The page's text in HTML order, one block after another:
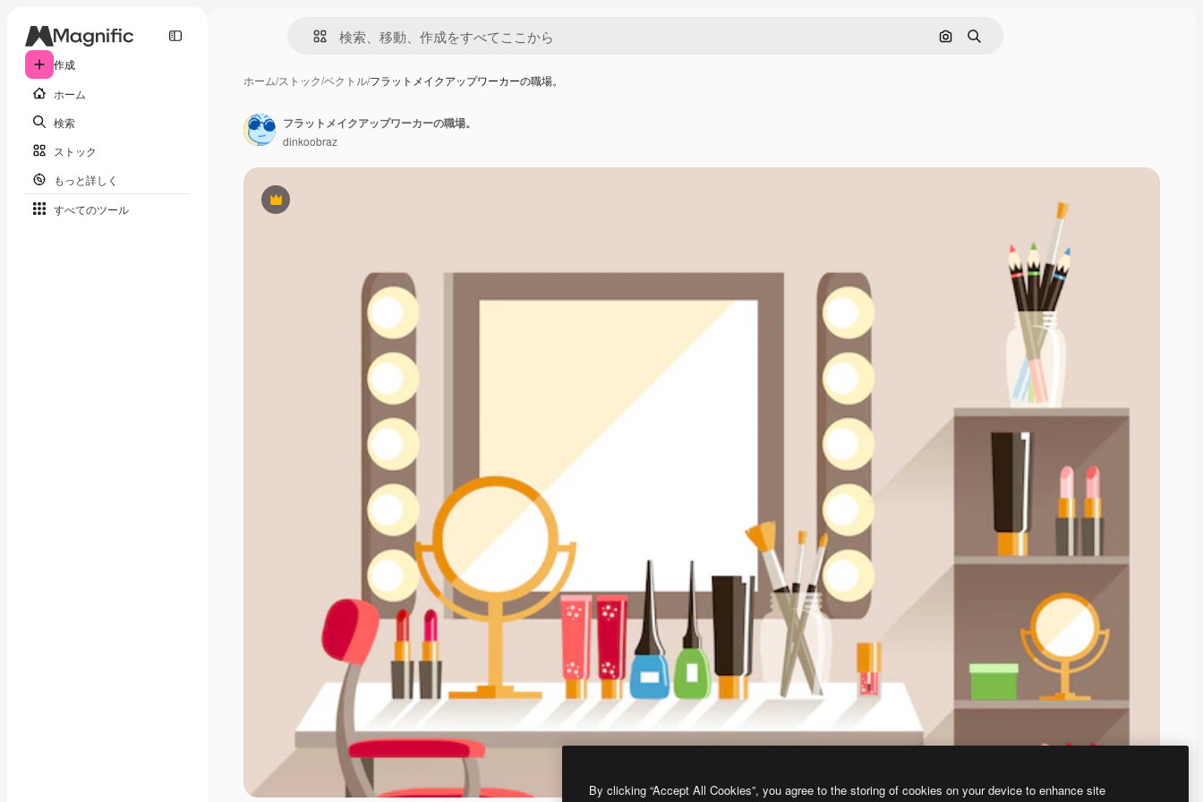
作成
ホーム
検索
ストック
もっと詳しく
すべてのツール
画像で検索
検索
ホーム/ストック/ベクトル/フラットメイクアップワーカーの職場。
Premium
フラットメイクアップワーカーの職場。
dinkoobraz
By clicking “Accept All Cookies”, you agree to the storing of cookies on your device to enhance site